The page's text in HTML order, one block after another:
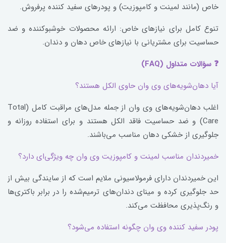
خاص (مانند لمینت و کامپوزیت) و پودرهای سفید کننده پرفروش.
تنوع کامل برای نیازهای خاص: ارائه محصولات خوشبوکننده و ضد
حساسیت برای مشتریانی با نیازهای خاص دهان و دندان.
❓ سؤالات متداول (FAQ)
آیا دهان‌شویه‌های وی وان حاوی الکل هستند؟
اغلب دهان‌شویه‌های وی وان از جمله مدل‌های مراقبت کامل (Total
Care) و ضد حساسیت فاقد الکل هستند و برای استفاده روزانه و
جلوگیری از خشکی دهان مناسب می‌باشند.
خمیردندان مناسب لمینت و کامپوزیت وی وان چه ویژگی‌ای دارد؟
این خمیردندان دارای فرمولاسیونی ملایم است که از سایندگی بیش از
حد جلوگیری کرده و مینای دندان‌های ترمیم‌شده را در برابر باکتری‌ها
و رنگ‌پذیری محافظت می‌کند.
پودر سفید کننده وی وان چگونه استفاده می‌شود؟